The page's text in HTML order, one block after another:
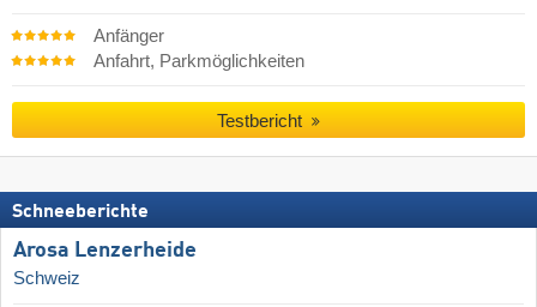
Anfänger
Anfahrt, Parkmöglichkeiten
Testbericht
Schneeberichte
Arosa Lenzerheide
Schweiz